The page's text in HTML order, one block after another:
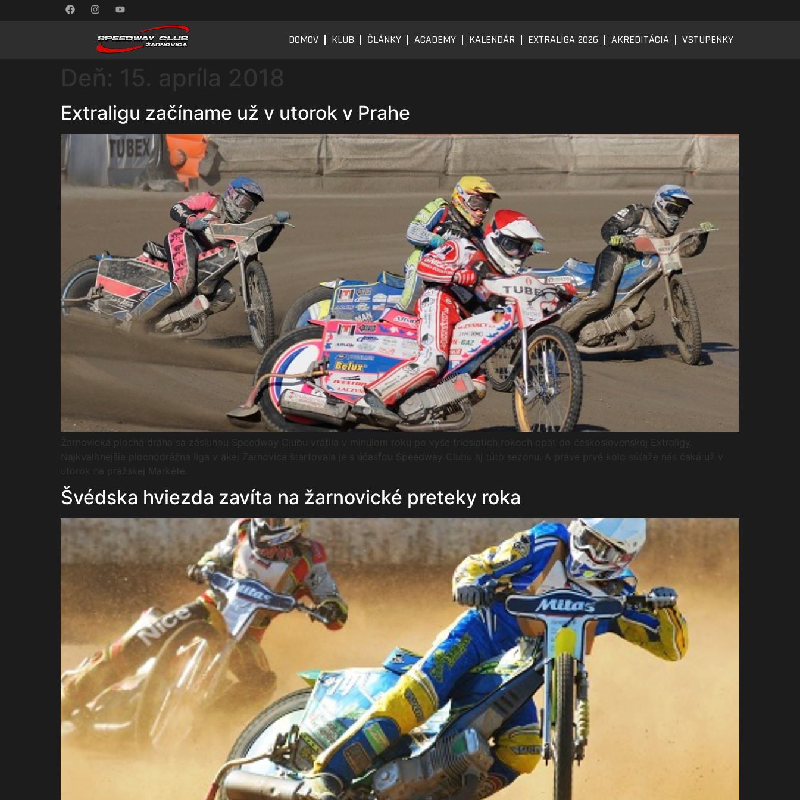
DOMOV KLUB ČLÁNKY ACADEMY KALENDÁR EXTRALIGA 2026 AKREDITÁCIA VSTUPENKY
Deň: 15. apríla 2018
Extraligu začíname už v utorok v Prahe
Žarnovická plochá dráha sa zásluhou Speedway Clubu vrátila v minulom roku po vyše tridsiatich rokoch opäť do československej Extraligy.
Najkvalitnejšia plochodrážna liga v akej Žarnovica štartovala je s účasťou Speedway Clubu aj túto sezónu. A práve prvé kolo súťaže nás čaká už v
utorok na pražskej Markéte.
Švédska hviezda zavíta na žarnovické preteky roka